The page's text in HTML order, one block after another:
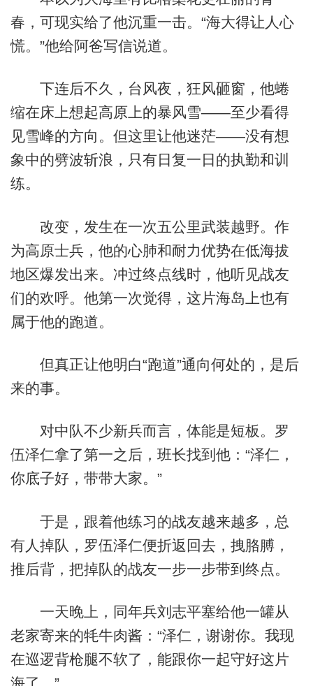
春，可现实给了他沉重一击。“海大得让人心
慌。”他给阿爸写信说道。
下连后不久，台风夜，狂风砸窗，他蜷
缩在床上想起高原上的暴风雪——至少看得
见雪峰的方向。但这里让他迷茫——没有想
象中的劈波斩浪，只有日复一日的执勤和训
练。
改变，发生在一次五公里武装越野。作
为高原士兵，他的心肺和耐力优势在低海拔
地区爆发出来。冲过终点线时，他听见战友
们的欢呼。他第一次觉得，这片海岛上也有
属于他的跑道。
但真正让他明白“跑道”通向何处的，是后
来的事。
对中队不少新兵而言，体能是短板。罗
伍泽仁拿了第一之后，班长找到他：“泽仁，
你底子好，带带大家。”
于是，跟着他练习的战友越来越多，总
有人掉队，罗伍泽仁便折返回去，拽胳膊，
推后背，把掉队的战友一步一步带到终点。
一天晚上，同年兵刘志平塞给他一罐从
老家寄来的牦牛肉酱：“泽仁，谢谢你。我现
在巡逻背枪腿不软了，能跟你一起守好这片